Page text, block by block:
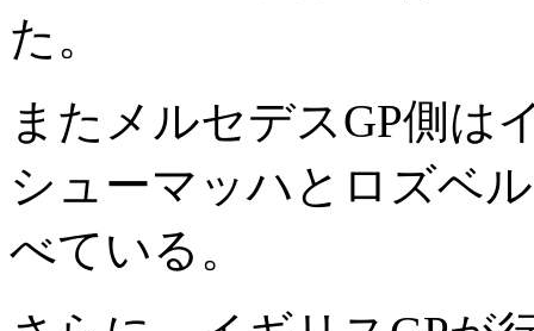
た。
またメルセデスGP側は
シューマッハとロズベ
べている。